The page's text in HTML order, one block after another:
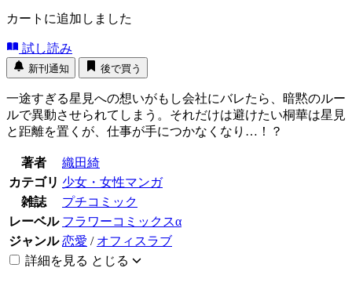
カートに追加しました
試し読み
新刊通知 後で買う
一途すぎる星見への想いがもし会社にバレたら、暗黙のルー
ルで異動させられてしまう。それだけは避けたい桐華は星見
と距離を置くが、仕事が手につかなくなり…！？
著者
織田綺
カテゴリ 少女・女性マンガ
雑誌
プチコミック
レーベル フラワーコミックスα
ジャンル 恋愛 / オフィスラブ
詳細を見る とじる